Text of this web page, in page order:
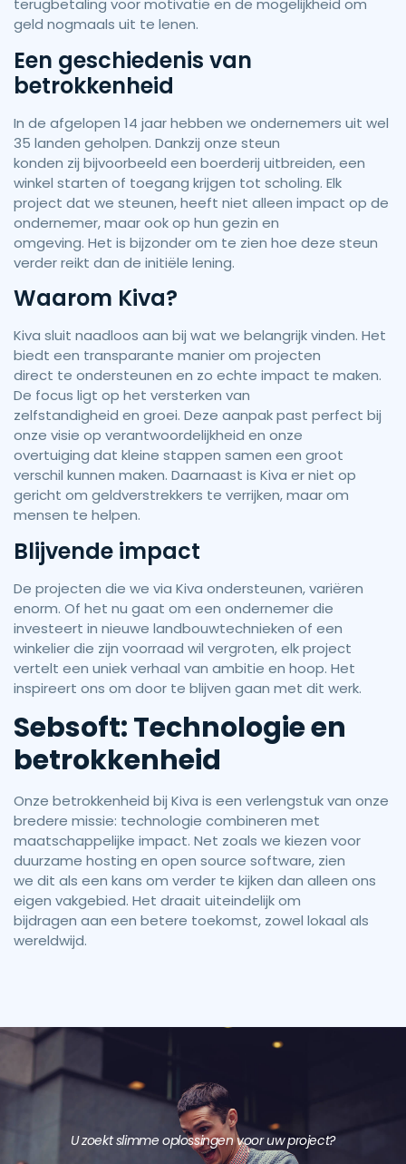
terugbetaling voor motivatie en de mogelijkheid om
geld nogmaals uit te lenen.
Een geschiedenis van
betrokkenheid
In de afgelopen 14 jaar hebben we ondernemers uit wel
35 landen geholpen. Dankzij onze steun
konden zij bijvoorbeeld een boerderij uitbreiden, een
winkel starten of toegang krijgen tot scholing. Elk
project dat we steunen, heeft niet alleen impact op de
ondernemer, maar ook op hun gezin en
omgeving. Het is bijzonder om te zien hoe deze steun
verder reikt dan de initiële lening.
Waarom Kiva?
Kiva sluit naadloos aan bij wat we belangrijk vinden. Het
biedt een transparante manier om projecten
direct te ondersteunen en zo echte impact te maken.
De focus ligt op het versterken van
zelfstandigheid en groei. Deze aanpak past perfect bij
onze visie op verantwoordelijkheid en onze
overtuiging dat kleine stappen samen een groot
verschil kunnen maken. Daarnaast is Kiva er niet op
gericht om geldverstrekkers te verrijken, maar om
mensen te helpen.
Blijvende impact
De projecten die we via Kiva ondersteunen, variëren
enorm. Of het nu gaat om een ondernemer die
investeert in nieuwe landbouwtechnieken of een
winkelier die zijn voorraad wil vergroten, elk project
vertelt een uniek verhaal van ambitie en hoop. Het
inspireert ons om door te blijven gaan met dit werk.
Sebsoft: Technologie en
betrokkenheid
Onze betrokkenheid bij Kiva is een verlengstuk van onze
bredere missie: technologie combineren met
maatschappelijke impact. Net zoals we kiezen voor
duurzame hosting en open source software, zien
we dit als een kans om verder te kijken dan alleen ons
eigen vakgebied. Het draait uiteindelijk om
bijdragen aan een betere toekomst, zowel lokaal als
wereldwijd.
U zoekt slimme oplossingen voor uw project?